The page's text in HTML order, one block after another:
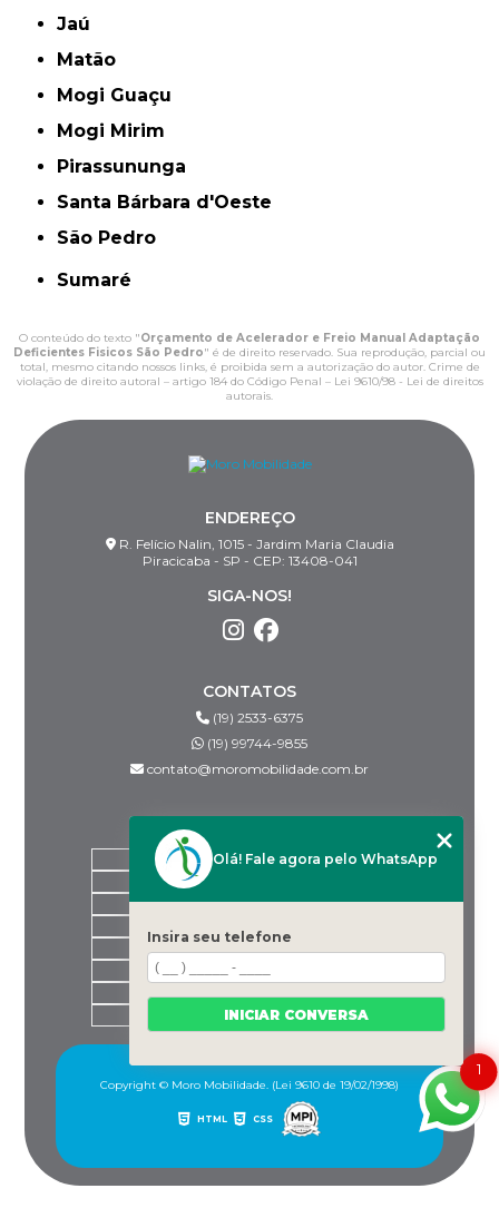
Jaú
Matão
Mogi Guaçu
Mogi Mirim
Pirassununga
Santa Bárbara d'Oeste
São Pedro
Sumaré
O conteúdo do texto "Orçamento de Acelerador e Freio Manual Adaptação
Deficientes Fisicos São Pedro" é de direito reservado. Sua reprodução, parcial ou
total, mesmo citando nossos links, é proibida sem a autorização do autor. Crime de
violação de direito autoral – artigo 184 do Código Penal – Lei 9610/98 - Lei de direitos
autorais
ENDEREÇO
R. Felício Nalin, 1015 - Jardim Maria Claudia
Piracicaba - SP - CEP: 13408-041
SIGA-NOS!
CONTATOS
(19) 2533-6375
(19) 99744-9855
contato@moromobilidade.com.br
HOME
PRODUTOS
CONTATO
MAPA DO SITE
Copyright © Moro Mobilidade. (Lei 9610 de 19/02/1998)
HTML CSS
1
Olá! Fale agora pelo WhatsApp
Insira seu telefone
INICIAR CONVERSA